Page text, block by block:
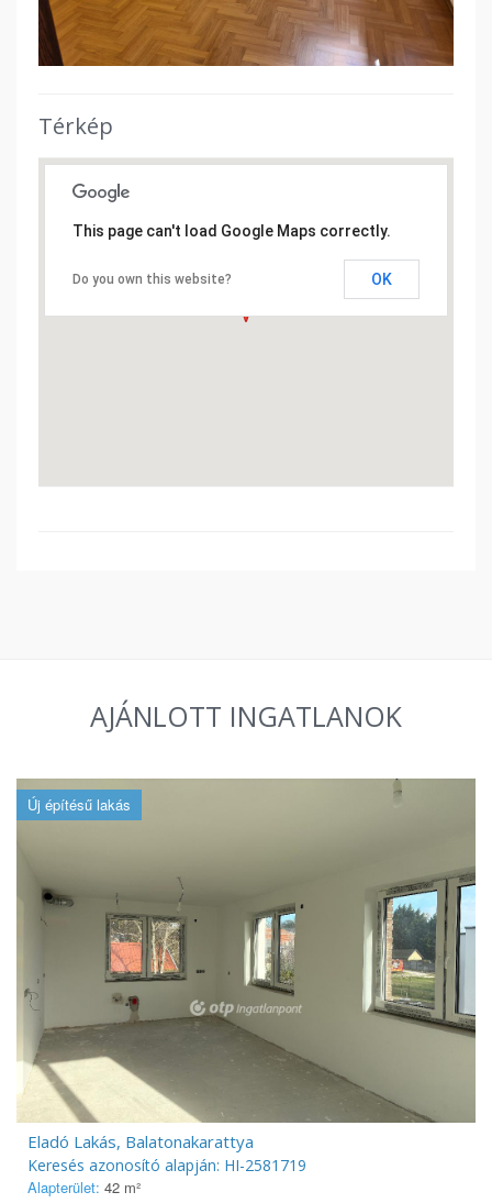
Térkép
This page can't load Google Maps correctly.
Do you own this website? OK
AJÁNLOTT INGATLANOK
Új építésű lakás
Eladó Lakás, Balatonakarattya
Keresés azonosító alapján: HI-2581719
Alapterület: 42 m²